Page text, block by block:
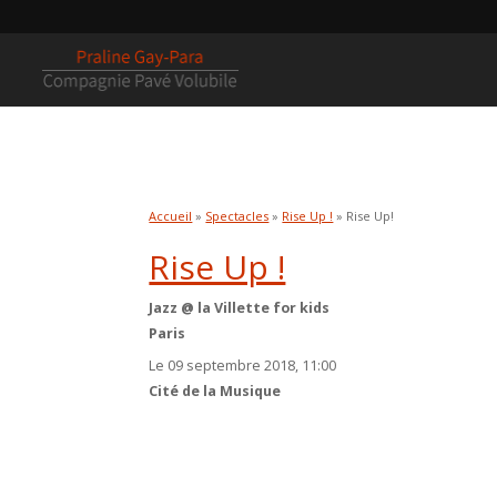
Accueil » Spectacles » Rise Up ! » Rise Up!
Rise Up !
Jazz @ la Villette for kids
Paris
Le 09 septembre 2018, 11:00
Cité de la Musique